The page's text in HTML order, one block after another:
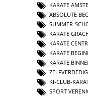
KARATE
ABSOLUTE
SUMMER-
KARATE
KARATE
KARATE
KARATE
KI-CLUB-
SPORT